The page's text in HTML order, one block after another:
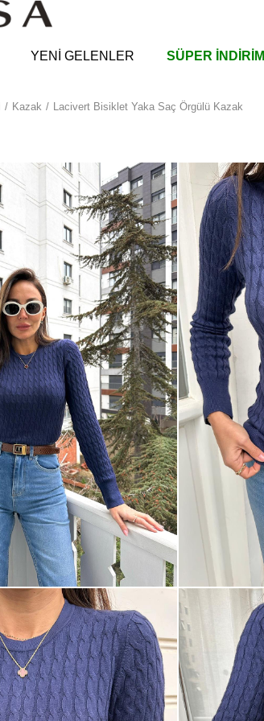
YENİ GELENLER SÜPER İNDİRİM
Kazak Lacivert Bisiklet Yaka Saç Örgülü Kazak